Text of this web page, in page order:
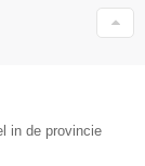
in de provincie